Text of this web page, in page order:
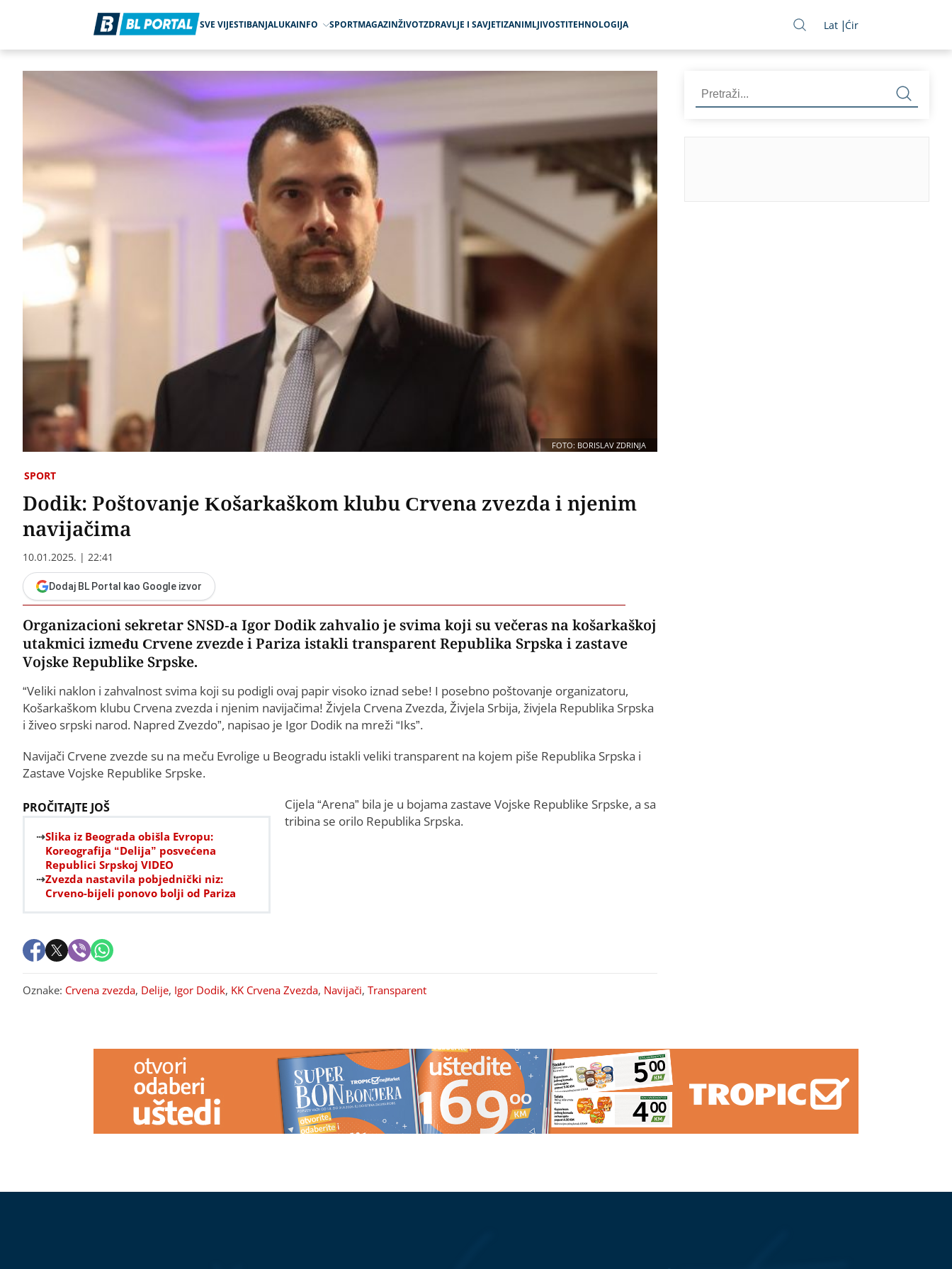
SVE VIJESTIBANJALUKAINFO SPORTMAGAZINŽIVOTZDRAVLJE I SAVJETIZANIMLJIVOSTITEHNOLOGIJA Lat Ćir
FOTO: BORISLAV ZDRINJA
SPORT
Dodik: Poštovanje Košarkaškom klubu Crvena zvezda i njenim
navijačima
10.01.2025. | 22:41
Dodaj BL Portal kao Google izvor
Organizacioni sekretar SNSD-a Igor Dodik zahvalio je svima koji su večeras na košarkaškoj
utakmici između Crvene zvezde i Pariza istakli transparent Republika Srpska i zastave
Vojske Republike Srpske.
“Veliki naklon i zahvalnost svima koji su podigli ovaj papir visoko iznad sebe! I posebno poštovanje organizatoru,
Košarkaškom klubu Crvena zvezda i njenim navijačima! Živjela Crvena Zvezda, Živjela Srbija, živjela Republika Srpska
i živeo srpski narod. Napred Zvezdo”, napisao je Igor Dodik na mreži “Iks”.
Navijači Crvene zvezde su na meču Evrolige u Beogradu istakli veliki transparent na kojem piše Republika Srpska i
Zastave Vojske Republike Srpske.
PROČITAJTE JOŠ
Slika iz Beograda obišla Evropu:
Koreografija “Delija” posvećena
Republici Srpskoj VIDEO
Zvezda nastavila pobjednički niz:
Crveno-bijeli ponovo bolji od Pariza
Cijela “Arena” bila je u bojama zastave Vojske Republike Srpske, a sa
tribina se orilo Republika Srpska.
Oznake: Crvena zvezda, Delije, Igor Dodik, KK Crvena Zvezda, Navijači, Transparent
bira higijenskiju zamjenu
povrće za bolju probavu